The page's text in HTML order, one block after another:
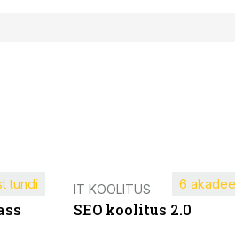
tundi IT KOOLITUS
SEO koolitus 2.0
6